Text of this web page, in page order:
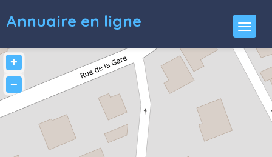
Annuaire en ligne
+
−